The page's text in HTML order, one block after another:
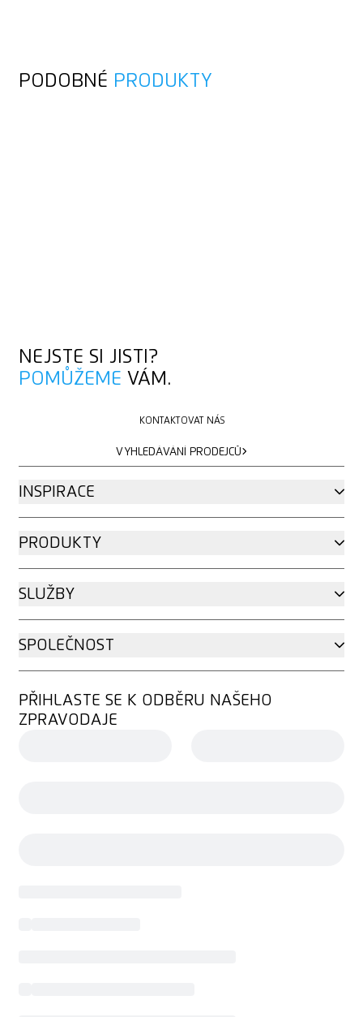
PODOBNÉ PRODUKTY
NEJSTE SI JISTI?
POMŮŽEME VÁM.
KONTAKTOVAT NÁS
VYHLEDÁVÁNÍ PRODEJCŮ
INSPIRACE
PRODUKTY
SLUŽBY
SPOLEČNOST
PŘIHLASTE SE K ODBĚRU NAŠEHO
ZPRAVODAJE